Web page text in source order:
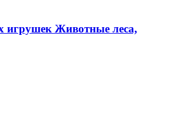
игрушек Животные леса,